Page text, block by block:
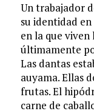
Un trabajador
su identidad
en la que
últimamente
Las dantas
auyama. Ellas
frutas. El
carne de